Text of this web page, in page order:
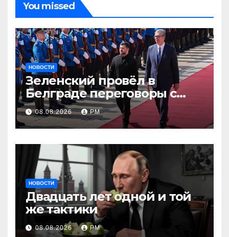
You missed
НОВОСТИ
Зеленский провёл в
Белграде переговоры с
Вучичем
08.08.2026 РМ
НОВОСТИ
Двадцать лет одной и той
же тактики
08.08.2026 РМ